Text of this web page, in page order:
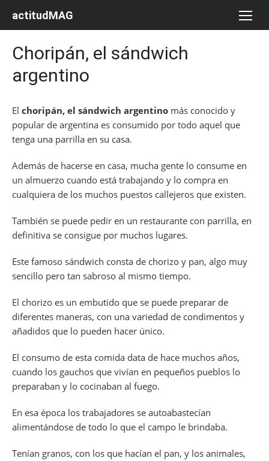
actitudMAG
Choripán, el sándwich
argentino
El choripán, el sándwich argentino más conocido y
popular de argentina es consumido por todo aquel que
tenga una parrilla en su casa.
Además de hacerse en casa, mucha gente lo consume en
un almuerzo cuando está trabajando y lo compra en
cualquiera de los muchos puestos callejeros que existen.
También se puede pedir en un restaurante con parrilla, en
definitiva se consigue por muchos lugares.
Este famoso sándwich consta de chorizo y pan, algo muy
sencillo pero tan sabroso al mismo tiempo.
El chorizo es un embutido que se puede preparar de
diferentes maneras, con una variedad de condimentos y
añadidos que lo pueden hacer único.
El consumo de esta comida data de hace muchos años,
cuando los gauchos que vivían en pequeños pueblos lo
preparaban y lo cocinaban al fuego.
En esa época los trabajadores se autoabastecían
alimentándose de todo lo que el campo le brindaba.
Tenían granos, con los que hacían el pan, y los animales,